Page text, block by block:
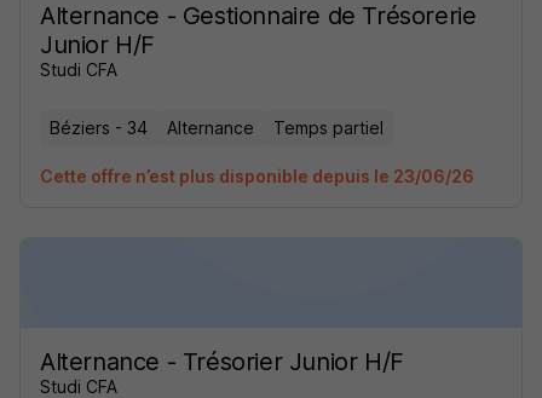
Alternance - Gestionnaire de Trésorerie
Junior H/F
Studi CFA
Béziers - 34 Alternance Temps partiel
Cette offre n’est plus disponible depuis le 23/06/26
Alternance - Trésorier Junior H/F
Studi CFA